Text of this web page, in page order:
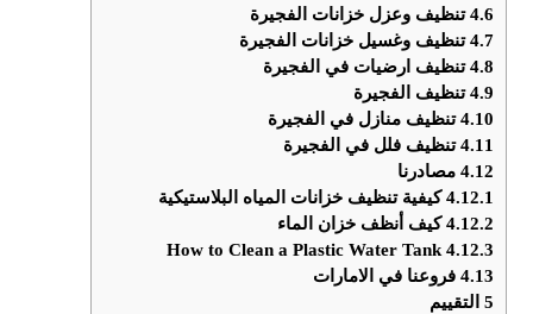
4.6تنظيف وعزل خزانات الفجيرة
4.7تنظيف وغسيل خزانات الفجيرة
4.8تنظيف ارضيات في الفجيرة
4.9تنظيف الفجيرة
4.10تنظيف منازل في الفجيرة
4.11تنظيف فلل في الفجيرة
4.12 مصادرنا
4.12.1كيفية تنظيف خزانات المياه البلاستيكية
4.12.2كيف أنظف خزان الماء
4.12.3
How to Clean a Plastic Water Tank
4.13 فروعنا في الامارات
5 التقييم